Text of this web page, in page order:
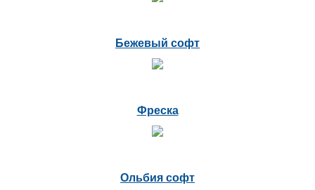
Бежевый софт
Фреска
Ольбия софт